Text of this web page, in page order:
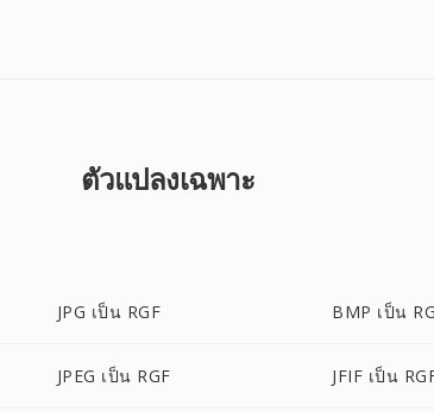
ตัวแปลงเฉพาะ
JPG เป็น RGF BMP เป็น
JPEG เป็น RGF JFIF เป็น